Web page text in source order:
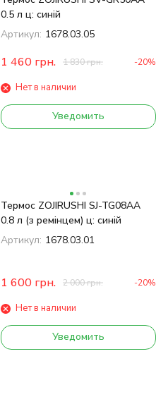
0.5 л ц: синій
Артикул: 1678.03.05
1 460 грн. 1 830грн. -20%
Нет в наличии
Уведомить
Термос ZOJIRUSHI SJ-TG08AA
0.8 л (з ремінцем) ц: синій
Артикул: 1678.03.01
1 600 грн. 2 000грн. -20%
Нет в наличии
Уведомить